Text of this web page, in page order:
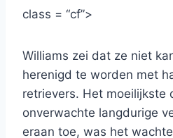
class = “cf”>
Williams zei dat ze niet
herenigd te worden met
retrievers. Het moeilijkste
onverwachte langdurige
eraan toe, was het